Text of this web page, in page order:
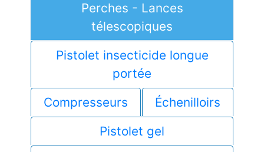
Perches - Lances
télescopiques
Pistolet insecticide longue
portée
Compresseurs
Échenilloirs
Pistolet gel